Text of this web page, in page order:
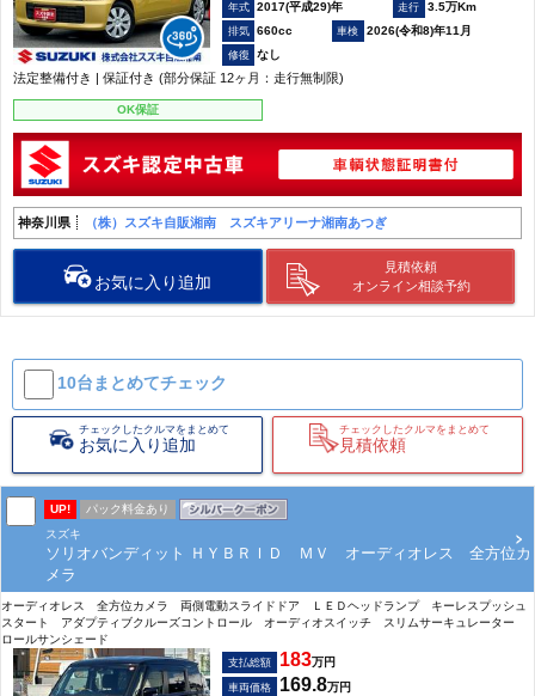
2017(平成29)年
3.5万Km
660cc
2026(令和8)年11月
なし
法定整備付き | 保証付き (部分保証 12ヶ月：走行無制限)
OK保証
神奈川県 （株）スズキ自販湘南 スズキアリーナ湘南あつぎ
お気に入り追加
見積依頼
オンライン相談予約
10台まとめてチェック
チェックしたクルマをまとめて
お気に入り追加
チェックしたクルマをまとめて
見積依頼
UP!
パック料金あり
スズキ
ソリオバンディット ＨＹＢＲＩＤ ＭＶ オーディオレス 全方位カ
メラ
オーディオレス 全方位カメラ 両側電動スライドドア ＬＥＤヘッドランプ キーレスプッシュ
スタート アダプティブクルーズコントロール オーディオスイッチ スリムサーキュレーター
ロールサンシェード
支払総額 183万円
車両価格 169.8万円